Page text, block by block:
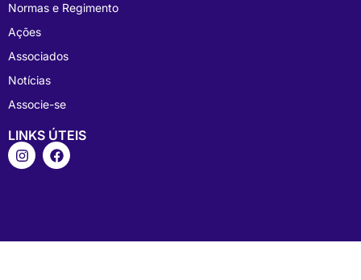
Normas e Regimento
Ações
Associados
Notícias
Associe-se
LINKS ÚTEIS